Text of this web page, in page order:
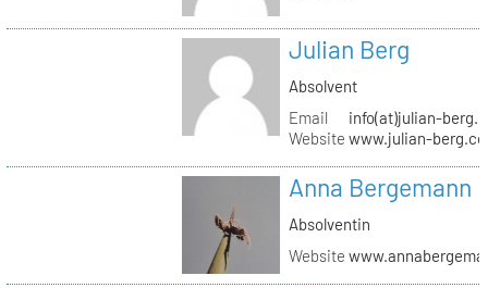
Julian Berg
Absolvent
Email
info(at)julian-
Website www.julian-
Anna Bergemann
Absolventin
Website